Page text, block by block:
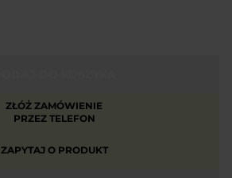
ZŁÓŻ ZAMÓWIENIE
PRZEZ TELEFON
ZAPYTAJ O PRODUKT